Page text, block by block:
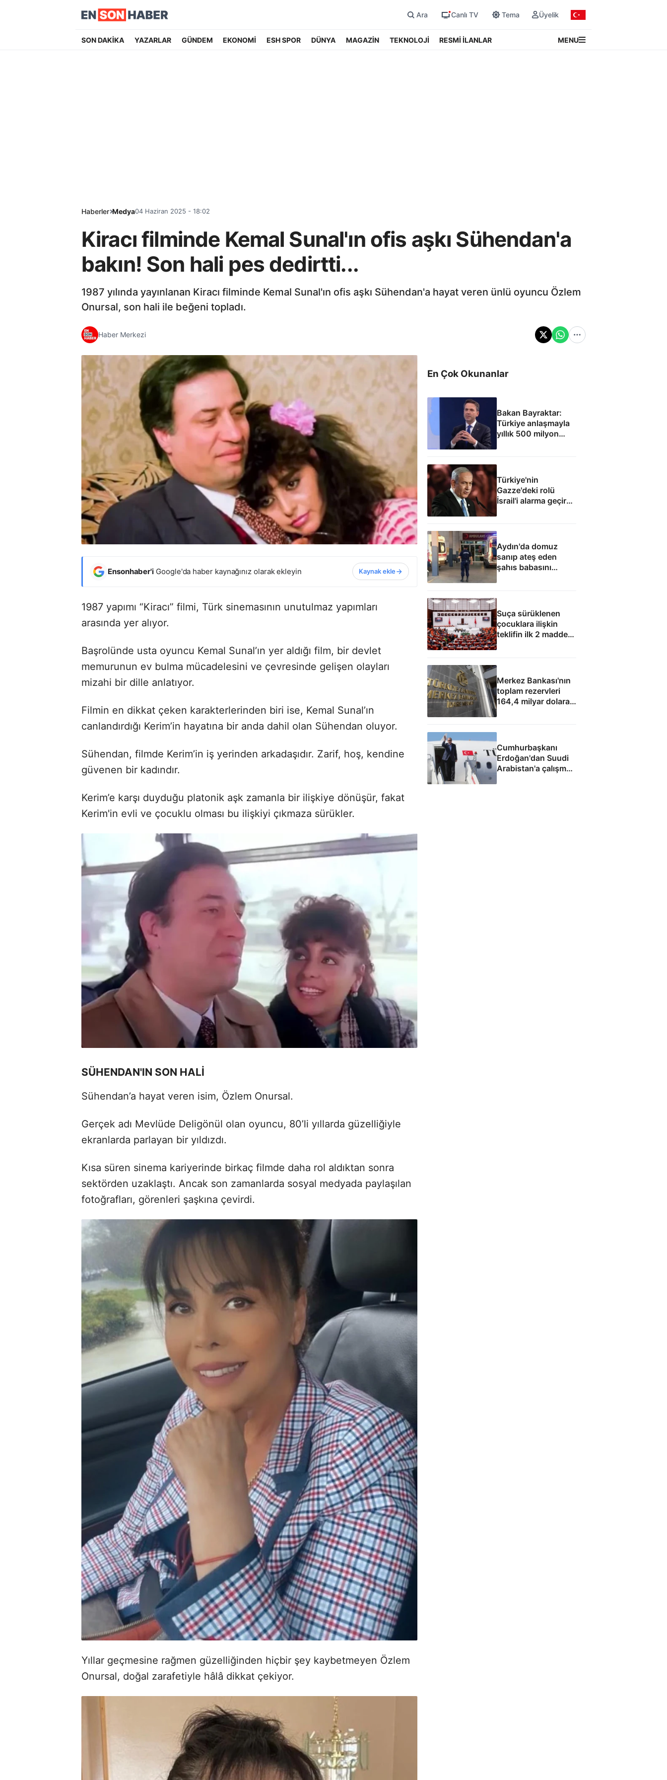
Ara Canlı TV Tema Üyelik
SON DAKİKA YAZARLAR GÜNDEM EKONOMİ ESH SPOR DÜNYA MAGAZİN TEKNOLOJİ RESMİ İLANLAR MENU
Haberler Medya04 Haziran 2025 - 18:02
Kiracı filminde Kemal Sunal'ın ofis aşkı Sühendan'a
bakın! Son hali pes dedirtti...
1987 yılında yayınlanan Kiracı filminde Kemal Sunal'ın ofis aşkı Sühendan'a hayat veren ünlü oyuncu Özlem
Onursal, son hali ile beğeni topladı.
Haber Merkezi
Ensonhaber'i Google'da haber kaynağınız olarak ekleyin Kaynak ekle
1987 yapımı “Kiracı” filmi, Türk sinemasının unutulmaz yapımları
arasında yer alıyor.
Başrolünde usta oyuncu Kemal Sunal’ın yer aldığı film, bir devlet
memurunun ev bulma mücadelesini ve çevresinde gelişen olayları
mizahi bir dille anlatıyor.
Filmin en dikkat çeken karakterlerinden biri ise, Kemal Sunal’ın
canlandırdığı Kerim’in hayatına bir anda dahil olan Sühendan oluyor.
Sühendan, filmde Kerim’in iş yerinden arkadaşıdır. Zarif, hoş, kendine
güvenen bir kadındır.
Kerim’e karşı duyduğu platonik aşk zamanla bir ilişkiye dönüşür, fakat
Kerim'in evli ve çocuklu olması bu ilişkiyi çıkmaza sürükler.
SÜHENDAN'IN SON HALİ
Sühendan’a hayat veren isim, Özlem Onursal.
Gerçek adı Mevlüde Deligönül olan oyuncu, 80’li yıllarda güzelliğiyle
ekranlarda parlayan bir yıldızdı.
Kısa süren sinema kariyerinde birkaç filmde daha rol aldıktan sonra
sektörden uzaklaştı. Ancak son zamanlarda sosyal medyada paylaşılan
fotoğrafları, görenleri şaşkına çevirdi.
Yıllar geçmesine rağmen güzelliğinden hiçbir şey kaybetmeyen Özlem
Onursal, doğal zarafetiyle hâlâ dikkat çekiyor.
En Çok Okunanlar
Bakan Bayraktar:
Türkiye anlaşmayla
yıllık 500 milyon
Türkiye'nin
Gazze'deki rolü
İsrail'i alarma geçirdi:
Aydın'da domuz
sanıp ateş eden
şahıs babasını
Suça sürüklenen
çocuklara ilişkin
teklifin ilk 2 maddesi
kabul edildi
Merkez Bankası'nın
toplam rezervleri
164,4 milyar dolara
yükseldi
Cumhurbaşkanı
Erdoğan'dan Suudi
Arabistan'a çalışma